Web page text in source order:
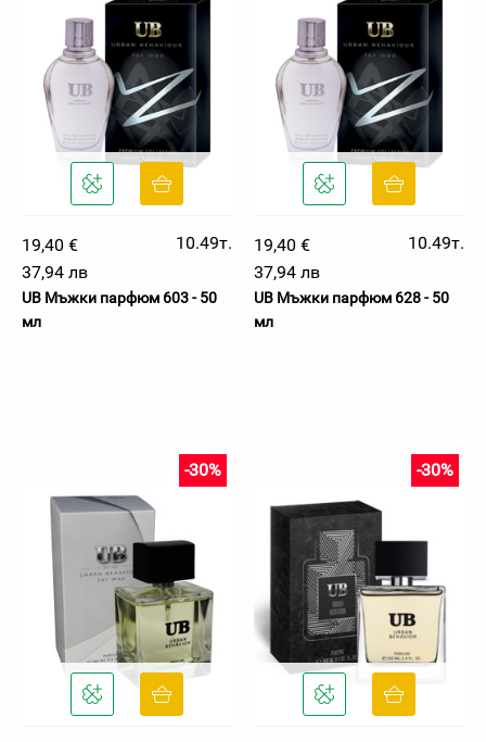
19,40 €
10.49т.
37,94 лв
UB Мъжки парфюм 603 - 50
мл
19,40 €
10.49т.
37,94 лв
UB Мъжки парфюм 628 - 50
мл
-30% -30%